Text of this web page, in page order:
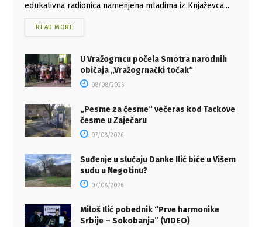
edukativna radionica namenjena mladima iz Knjaževca...
READ MORE
U Vražogrncu počela Smotra narodnih
običaja „Vražogrnački točak“
08/08/2026
„Pesme za česme“ večeras kod Tackove
česme u Zaječaru
07/08/2026
Suđenje u slučaju Danke Ilić biće u Višem
sudu u Negotinu?
07/08/2026
Miloš Ilić pobednik “Prve harmonike
Srbije – Sokobanja” (VIDEO)